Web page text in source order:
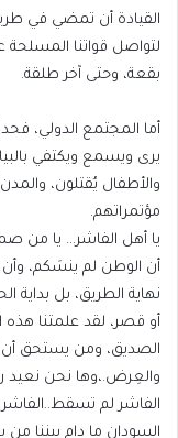
القيادة أن تمضي في
لتواصل قواتنا المسلحة
بقعة، وحتى آخر طلقة.
أما المجتمع الدولي،
يرى ويسمع ويكتفي
والأطفال يُقتلون،
مؤتمراتهم.
يا أهل الفاشر… يا من
أن الوطن لم ينسَكم،
نهاية الطريق، بل
أو قصر، لقد علمتنا
الصديق، ومن يستحق أن
والعِرض.،وها نحن نعيد
الفاشر لم
السودان ما دام بيننا